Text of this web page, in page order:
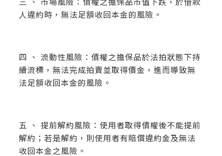
三 、 市場風險：債權之擔保品市值下跌，於借款
人違約時，無法足額收回本金的風險。
四 、 流動性風險：債權之擔保品於法拍狀態下持
續流標，無法完成拍賣並取得價金，進而導致無
法足額收回本金的風險。
五 、 提前解約風險：使用者取得債權後不能提前
解約；若是解約，則使用者有賠償違約金及無法
收回本金之風險。